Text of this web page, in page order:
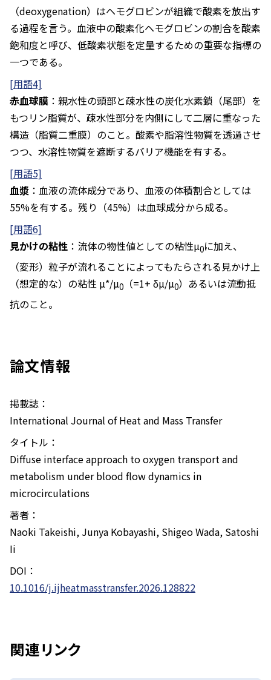
（deoxygenation）はヘモグロビンが組織で酸素を放出す
る過程を言う。血液中の酸素化ヘモグロビンの割合を酸素
飽和度と呼び、低酸素状態を定量するための重要な指標の
一つである。
[用語4]
赤血球膜 ：親水性の頭部と疎水性の炭化水素鎖（尾部）を
もつリン脂質が、疎水性部分を内側にして二層に重なった
構造（脂質二重膜）のこと。酸素や脂溶性物質を透過させ
つつ、水溶性物質を遮断するバリア機能を有する。
[用語5]
血漿 ：血液の流体成分であり、血液の体積割合としては
55%を有する。残り（45%）は血球成分から成る。
[用語6]
見かけの粘性 ：流体の物性値としての粘性µ0に加え、
（変形）粒子が流れることによってもたらされる見かけ上
（想定的な）の粘性 µ*/µ0 （=1+ δµ/µ0）あるいは流動抵
抗のこと。
論文情報
掲載誌：
International Journal of Heat and Mass Transfer
タイトル：
Diffuse interface approach to oxygen transport and
metabolism under blood flow dynamics in
microcirculations
著者：
Naoki Takeishi, Junya Kobayashi, Shigeo Wada, Satoshi
Ii
DOI：
10.1016/j.ijheatmasstransfer.2026.128822
関連リンク